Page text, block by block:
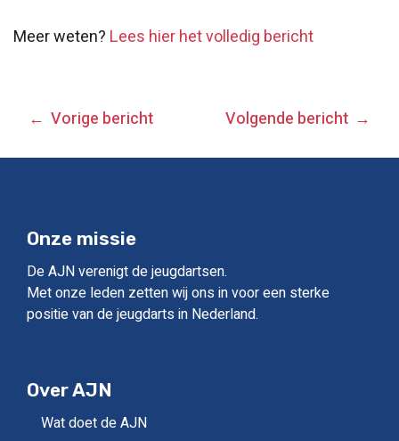
Meer weten? Lees hier het volledig bericht
BERICHT
NAVIGATIE
Vorige bericht Volgende bericht
Onze missie
De AJN verenigt de jeugdartsen.
Met onze leden zetten wij ons in voor een sterke
positie van de jeugdarts in Nederland.
Over AJN
Wat doet de AJN